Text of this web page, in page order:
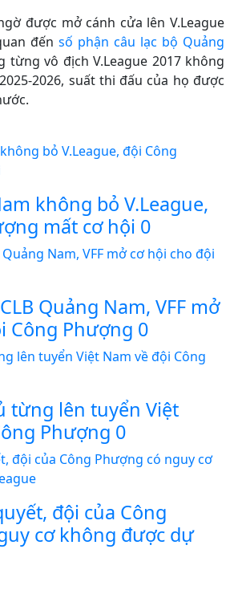
được mở cánh cửa lên V.League
đến số phận câu lạc bộ Quảng
từng vô địch V.League 2017 không
2026, suất thi đấu của họ được
không bỏ V.League,
mất cơ hội 0
Quảng Nam, VFF mở
Công Phượng 0
từng lên tuyển Việt
Phượng 0
đội của Công
cơ không được dự